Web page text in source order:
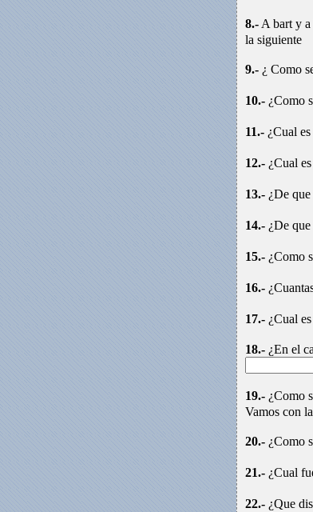
8.- A bart y a
la siguiente
9.- ¿ Como
10.- ¿Como
11.- ¿Cual
12.- ¿Cual
13.- ¿De
14.- ¿De
15.- ¿Como
16.-
17.- ¿Cual
18.- ¿En el
19.- ¿Como
Vamos con
20.- ¿Como
21.- ¿Cual
22.- ¿Que